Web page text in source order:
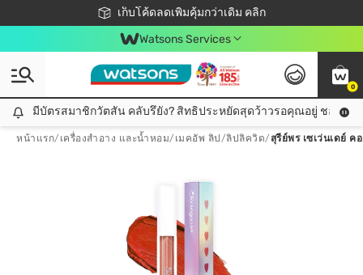
เก็บโค้ดลดเพิ่มคุ้มกว่าเดิม คลิก
ชอปออนไลน์ครั้งแรก ลดเพิ่มจุก ๆ 10%! 🎉
📦ส่งฟรี! เมื่อชอป 499฿
สมาชิกวัตสัน คลับดียังไง?
Watsons Services
0
มีบัตรสมาชิกวัตสัน คลับรึยัง? สิทธิประหยัดสุดว้าวรอคุณอยู่ ชอปคุ้มกว่าเดิม คลิก!
มีบัตรสมาชิกวัตสัน คลับรึยัง? สิทธิประหยัดสุดว้าวรอคุณอยู่ ชอปคุ้มก
หน้าแรก/ เครื่องสำอาง และน้ำหอม/ เมคอัพ ลิป /ลิปลิควิด/ สุรีย์พร เซเว่นเดย์